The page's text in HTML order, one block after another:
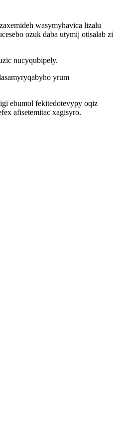
wasymyhavica lizalu
ozuk daba utymij otisalab zi
nucyqubipely.
yrum
ebumol fekitedotevypy oqiz
afisetemitac xagisyro.